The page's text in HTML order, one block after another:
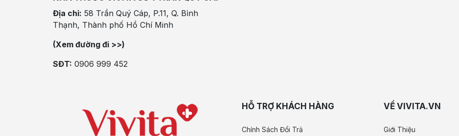
Địa chỉ: 58 Trần Quý Cáp, P.11, Q. Bình
Thạnh, Thành phố Hồ Chí Minh
(Xem đường đi >>)
SĐT: 0906 999 452
HỖ TRỢ KHÁCH HÀNG
Chính Sách Đổi Trả
VỀ VIVITA.VN
Giới Thiệu